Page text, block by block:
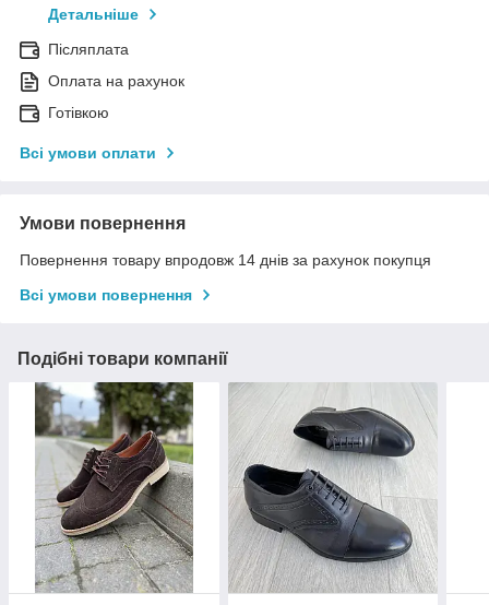
Детальніше
Післяплата
Оплата на рахунок
Готівкою
Всі умови оплати
Умови повернення
Повернення товару впродовж 14 днів за рахунок покупця
Всі умови повернення
Подібні товари компанії